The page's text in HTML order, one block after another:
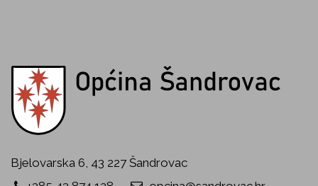
Bjelovarska 6, 43 227 Šandrovac